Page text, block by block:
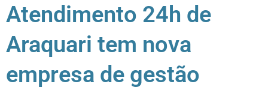
Atendimento 24h de
Araquari tem nova
empresa de gestão